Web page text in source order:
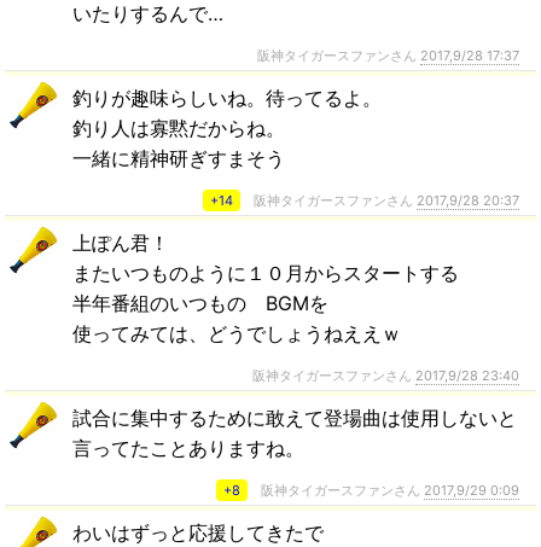
いたりするんで…
阪神タイガースファンさん 2017,9/28 17:37
釣りが趣味らしいね。待ってるよ。
釣り人は寡黙だからね。
一緒に精神研ぎすまそう
+14 阪神タイガースファンさん 2017,9/28 20:37
上ぽん君！
またいつものように１０月からスタートする
半年番組のいつもの BGMを
使ってみては、どうでしょうねええｗ
阪神タイガースファンさん 2017,9/28 23:40
試合に集中するために敢えて登場曲は使用しないと
言ってたことありますね。
+8 阪神タイガースファンさん 2017,9/29 0:09
わいはずっと応援してきたで